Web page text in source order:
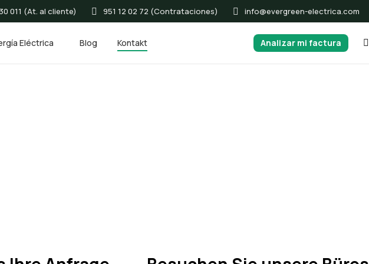
011 (At. al cliente) 951 12 02 72 (Contrataciones) info@evergreen-electrica.com
Eléctrica Blog Kontakt Analizar mi factura